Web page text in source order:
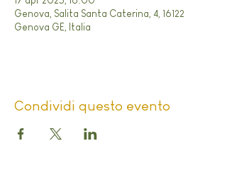
Genova, Salita Santa Caterina, 4, 16122
Genova GE, Italia
Condividi questo evento